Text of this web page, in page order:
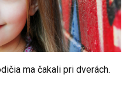
ma čakali pri dverách.